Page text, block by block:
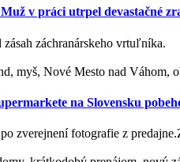
v práci utrpel devastačné
záchranárskeho vrtuľníka.
myš, Nové Mesto nad Váhom,
na Slovensku
zverejnení fotografie z